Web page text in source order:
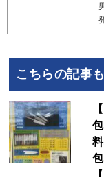
こちらの記事